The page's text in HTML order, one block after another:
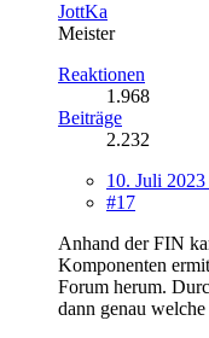
JottKa
Meister
Reaktionen
1.968
Beiträge
2.232
10. Juli
#17
Anhand der FIN
Komponenten
Forum herum.
dann genau